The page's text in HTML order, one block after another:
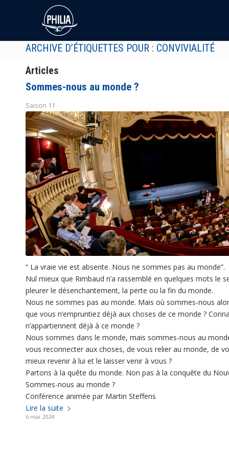
ARCHIVE D’ÉTIQUETTES POUR : CONVIVIALITÉ
Articles
Sommes-nous au monde ?
Saison 11
” La vraie vie est absente. Nous ne sommes pas au monde”.
Nul mieux que Rimbaud n’a rassemblé en quelques mots le
pleurer le désenchantement, la perte ou la fin du monde.
Nous ne sommes pas au monde. Mais où sommes-nous
que vous n’empruntiez déjà aux choses de ce monde ?
n’appartiennent déjà à ce monde ?
Nous sommes dans le monde, mais sommes-nous au
vous reconnecter aux choses, de vous relier au monde, de
mieux revenir à lui et le laisser venir à vous ?
Partons à la quête du monde. Non pas à la conquête du
Sommes-nous au monde ?
Conférence animée par Martin Steffens
Lire la suite
6 mai 2024